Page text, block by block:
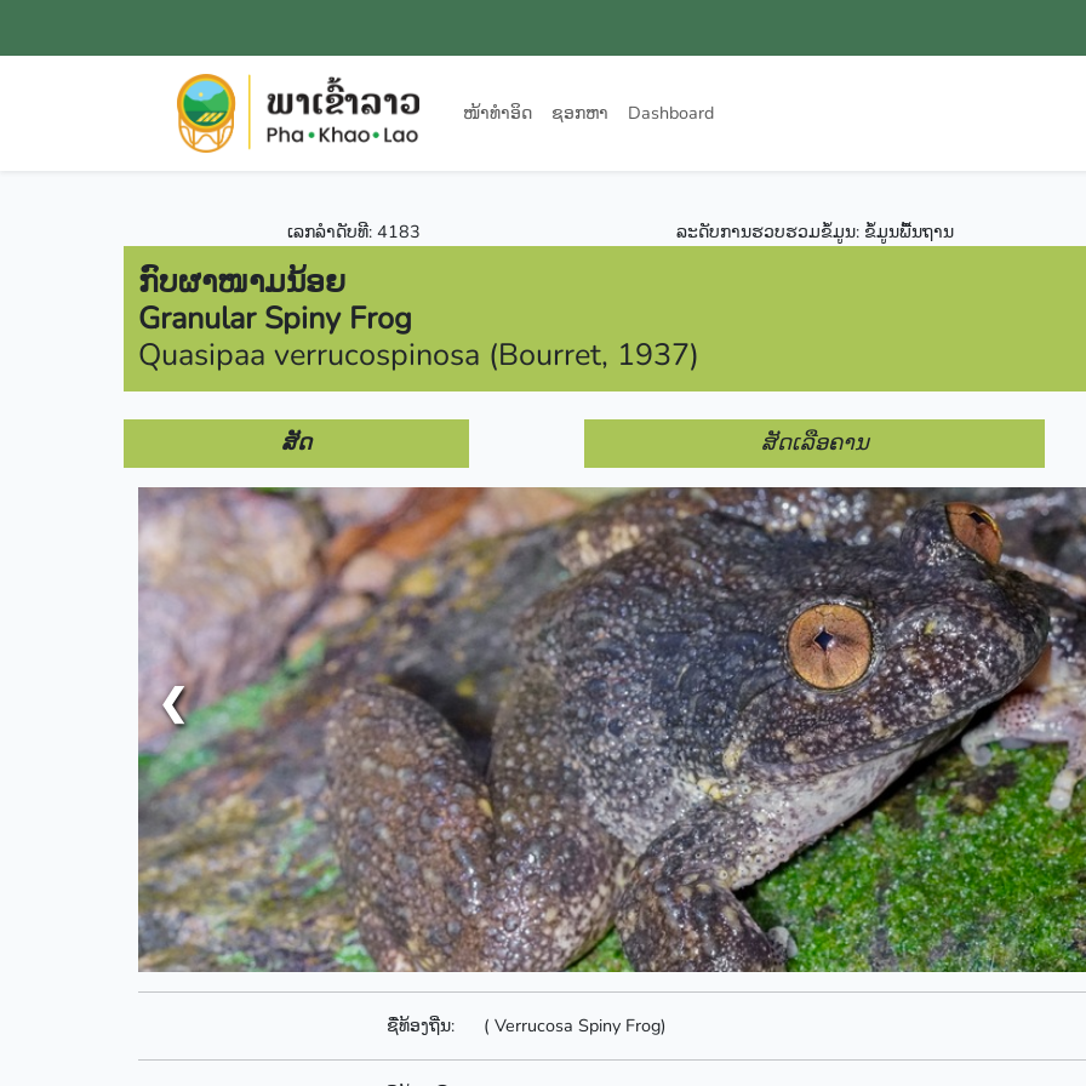
ໜ້າທຳອິດ ຊອກຫາ Dashboard
ເລກລຳດັບທີ: 4183 ລະດັບການຮວບຮວມຂໍ້ມູນ: ຂໍ້ມູນພື້ນຖານ
ກົບຜາໜາມນ້ອຍ
Granular Spiny Frog
Quasipaa verrucospinosa (Bourret, 1937)
ສັດ ສັດເລືອຄານ
❮
ຊື່ທ້ອງຖີ່ນ: ( Verrucosa Spiny Frog)